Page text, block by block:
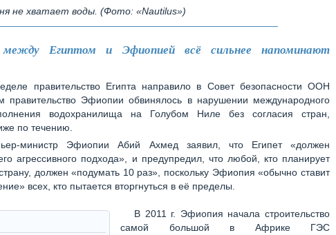
не хватает воды. (Фото: «Nautilus»)
Египтом и Эфиопией всё сильнее напоминают
правительство Египта направило в Совет безопасности ООН
правительство Эфиопии обвинялось в нарушении международного
водохранилища на Голубом Ниле без согласия стран,
по течению.
министр Эфиопии Абий Ахмед заявил, что Египет «должен
агрессивного подхода», и предупредил, что любой, кто планирует
страну, должен «подумать 10 раз», поскольку Эфиопия «обычно ставит
всех, кто пытается вторгнуться в её пределы.
В 2011 г. Эфиопия начала строительство
самой большой в Африке ГЭС